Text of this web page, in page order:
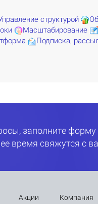
структурой
Масштабирование
Подписка,
заполните
время свяжутся с
Акции Компания